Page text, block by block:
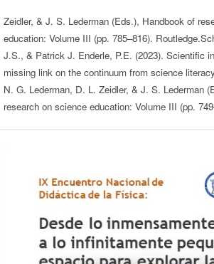
Zeidler, & J. S. Lederman (Eds.), Handbook of
education: Volume III (pp. 785–816).
J.S., & Patrick J. Enderle, P.E. (2023). Scientific
missing link on the continuum from science
N. G. Lederman, D. L. Zeidler, & J. S. Lederman
research on science education: Volume III (pp.